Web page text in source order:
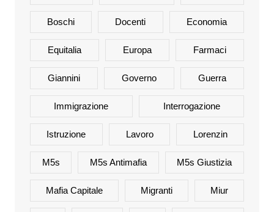
Boschi Docenti Economia
Equitalia Europa Farmaci
Giannini Governo Guerra
Immigrazione Interrogazione
Istruzione Lavoro Lorenzin
M5s M5s Antimafia M5s Giustizia
Mafia Capitale Migranti Miur